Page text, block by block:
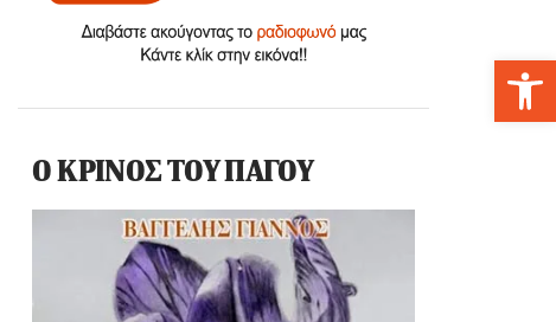
Ο ΚΡΙΝΟΣ ΤΟΥ ΠΑΓΟΥ